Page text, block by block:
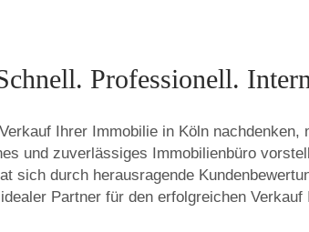
Professionell.
Ihrer Immobilie in Köln nachdenken,
und zuverlässiges Immobilienbüro
sich durch herausragende
Partner für den erfolgreichen Verkauf